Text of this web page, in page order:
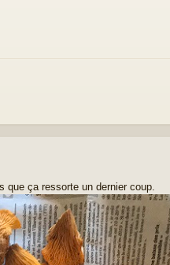
que ça ressorte un dernier coup.